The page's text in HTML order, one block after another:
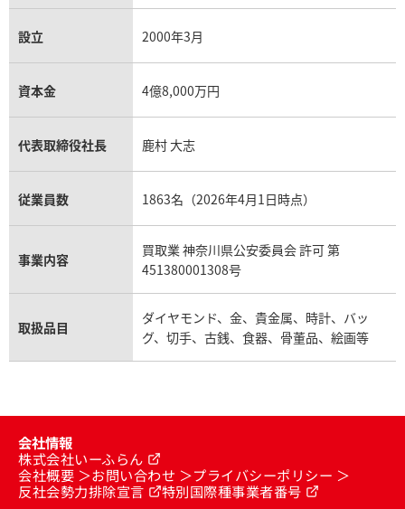
設立 2000年3月
資本金 4億8,000万円
代表取締役社長 鹿村 大志
従業員数 1863名（2026年4月1日時点）
事業内容
買取業 神奈川県公安委員会 許可 第
451380001308号
取扱品目
ダイヤモンド、金、貴金属、時計、バッ
グ、切手、古銭、食器、骨董品、絵画等
会社情報
株式会社いーふらん
会社概要
お問い合わせ
プライバシーポリシー
反社会勢力排除宣言
特別国際種事業者番号